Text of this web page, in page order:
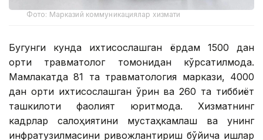
Фото: Марказий коммуникациялар хизмати
Бугунги кунда ихтисослашган ёрдам 1500 дан
ортиқ травматолог томонидан кўрсатилмоқда.
Мамлакатда 81 та травматология маркази, 4000
дан ортиқ ихтисослашган ўрин ва 260 та тиббиёт
ташкилоти фаолият юритмоқда. Хизматнинг
кадрлар салоҳиятини мустаҳкамлаш ва унинг
инфратузилмасини ривожлантириш бўйича ишлар